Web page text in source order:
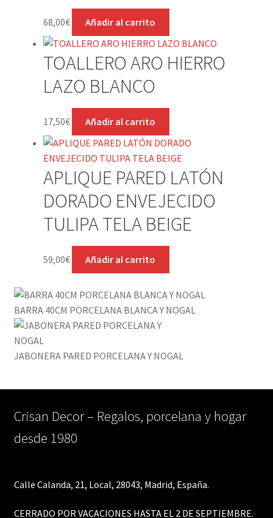
68,00€ Añadir al carrito
TOALLERO ARO HIERRO
LAZO BLANCO
17,50€ Añadir al carrito
APLIQUE PARED LATÓN
DORADO ENVEJECIDO
TULIPA TELA BEIGE
59,00€ Añadir al carrito
BARRA 40CM PORCELANA BLANCA Y NOGAL
JABONERA PARED PORCELANA Y NOGAL
Crisan Decor – Regalos, porcelana y hogar
desde 1980
Calle Calanda, 21, Local, 28043, Madrid, España.
CERRADO POR VACACIONES HASTA EL 2 DE SEPTIEMBRE.